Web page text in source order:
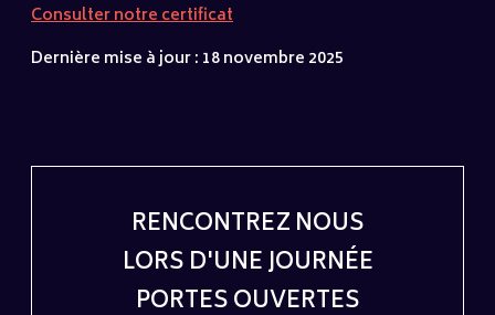
Consulter notre certificat
Dernière mise à jour : 18 novembre 2025
RENCONTREZ NOUS
LORS D'UNE JOURNÉE
PORTES OUVERTES